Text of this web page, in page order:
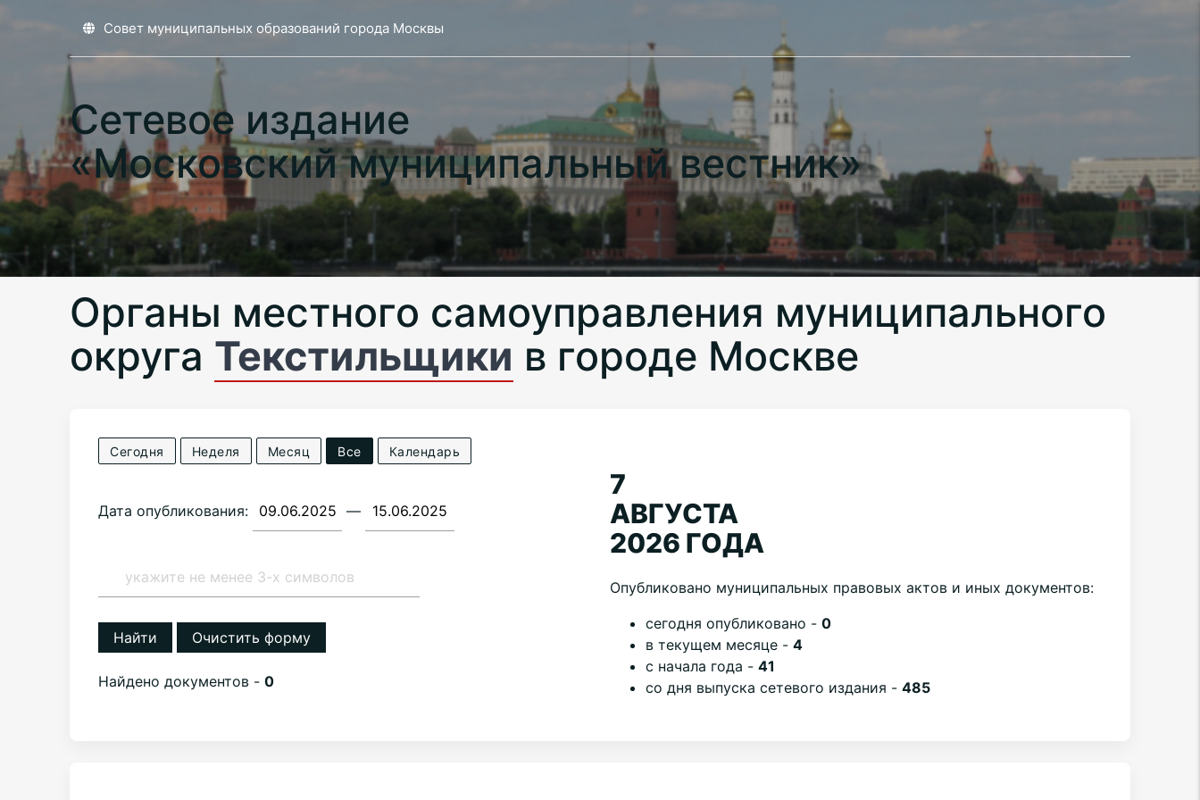
Совет муниципальных образований города Москвы
Сетевое издание
«Московский муниципальный вестник»
Органы местного самоуправления муниципального
округа Текстильщики в городе Москве
Сегодня Неделя Месяц Все Календарь
Дата опубликования: —
Найти Очистить форму
Найдено документов -0
7
АВГУСТА
2026 ГОДА
Опубликовано муниципальных правовых актов и иных документов:
cегодня опубликовано -0
в текущем месяце -4
с начала года -41
со дня выпуска сетевого издания -485